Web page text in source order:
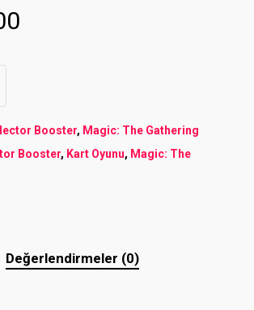
Booster, Magic: The Gathering
Booster, Kart Oyunu, Magic: The
Değerlendirmeler (0)